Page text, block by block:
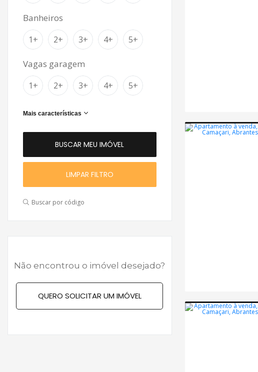
Banheiros
1+ 2+ 3+ 4+ 5+
Vagas garagem
1+ 2+ 3+ 4+ 5+
Mais características
LIMPAR FILTRO
Buscar por código
Não encontrou o imóvel desejado?
QUERO SOLICITAR UM IMÓVEL